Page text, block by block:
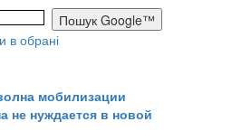
в обрані
мобилизации
не нуждается в новой